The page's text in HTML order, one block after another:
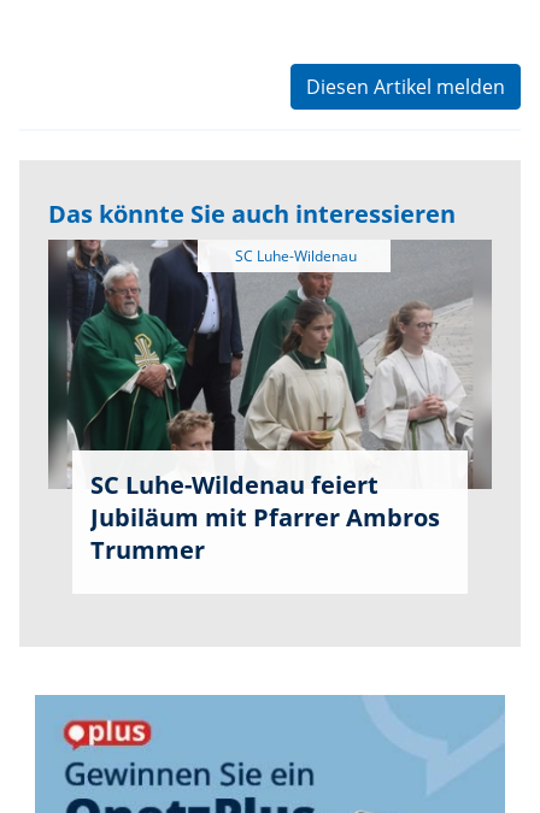
Diesen Artikel melden
Das könnte Sie auch interessieren
SC Luhe-Wildenau feiert
Jubiläum mit Pfarrer Ambros
Trummer